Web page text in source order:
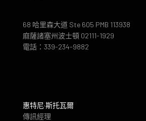
68 哈里森大道 Ste 605 PMB 113938
麻薩諸塞州波士頓 02111-1929
電話：339-234-9882
惠特尼·斯托瓦爾
傳訊經理